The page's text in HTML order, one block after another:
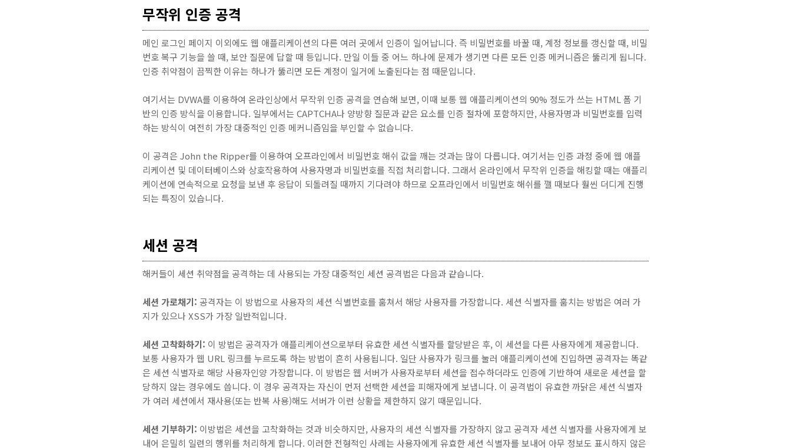
무작위 인증 공격
메인 로그인 페이지 이외에도 웹 애플리케이션의 다른 여러 곳에서 인증이 일어납니다. 즉 비밀번호를 바꿀 때, 계정 정보를 갱신할 때, 비밀
번호 복구 기능을 쓸 때, 보안 질문에 답할 때 등입니다. 만일 이들 중 어느 하나에 문제가 생기면 다른 모든 인증 메커니즘은 뚫리게 됩니다.
인증 취약점이 끔찍한 이유는 하나가 뚫리면 모든 계정이 일거에 노출된다는 점 때문입니다.
여기서는 DVWA를 이용하여 온라인상에서 무작위 인증 공격을 연습해 보면, 이때 보통 웹 애플리케이션의 90% 정도가 쓰는 HTML 폼 기
반의 인증 방식을 이용합니다. 일부에서는 CAPTCHA나 양방향 질문과 같은 요소를 인증 절차에 포함하지만, 사용자명과 비밀번호를 입력
하는 방식이 여전히 가장 대중적인 인증 메커니즘임을 부인할 수 없습니다.
이 공격은 John the Ripper를 이용하여 오프라인에서 비밀번호 해쉬 값을 깨는 것과는 많이 다릅니다. 여기서는 인증 과정 중에 웹 애플
리케이션 및 데이터베이스와 상호작용하여 사용자명과 비밀번호를 직접 처리합니다. 그래서 온라인에서 무작위 인증을 해킹할 때는 애플리
케이션에 연속적으로 요청을 보낸 후 응답이 되돌려질 때까지 기다려야 하므로 오프라인에서 비밀번호 해쉬를 깰 때보다 훨씬 더디게 진행
되는 특징이 있습니다.
세션 공격
해커들이 세션 취약점을 공격하는 데 사용되는 가장 대중적인 세션 공격법은 다음과 같습니다.
세션 가로채기: 공격자는 이 방법으로 사용자의 세션 식별번호를 훔쳐서 해당 사용자를 가장합니다. 세션 식별자를 훔치는 방법은 여러 가
지가 있으나 XSS가 가장 일반적입니다.
세션 고착화하기: 이 방법은 공격자가 애플리케이션으로부터 유효한 세션 식별자를 할당받은 후, 이 세션을 다른 사용자에게 제공합니다.
보통 사용자가 웹 URL 링크를 누르도록 하는 방법이 흔히 사용됩니다. 일단 사용자가 링크를 눌러 애플리케이션에 진입하면 공격자는 똑같
은 세션 식별자로 해당 사용자인양 가장합니다. 이 방법은 웹 서버가 사용자로부터 세션을 접수하더라도 인증에 기반하여 새로운 세션을 할
당하지 않는 경우에도 씁니다. 이 경우 공격자는 자신이 먼저 선택한 세션을 피해자에게 보냅니다. 이 공격법이 유효한 까닭은 세션 식별자
가 여러 세션에서 재사용(또는 반복 사용)해도 서버가 이런 상황을 제한하지 않기 때문입니다.
세션 기부하기: 이방법은 세션을 고착화하는 것과 비슷하지만, 사용자의 세션 식별자를 가장하지 않고 공격자 세션 식별자를 사용자에게 보
내어 은밀히 일련의 행위를 처리하게 합니다. 이러한 전형적인 사례는 사용자에게 유효한 세션 식별자를 보내어 아무 정보도 표시하지 않은